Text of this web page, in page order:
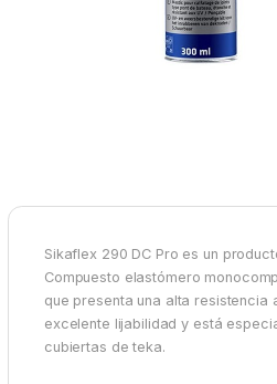
Sikaflex 290 DC Pro es un
Compuesto elastómero
que presenta una alta resistencia
excelente lijabilidad y está
cubiertas de teka.